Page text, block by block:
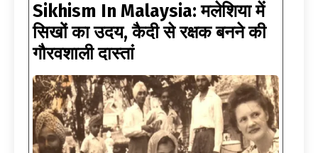
Sikhism In Malaysia: मलेशिया में
सिखों का उदय, कैदी से रक्षक बनने की
गौरवशाली दास्तां